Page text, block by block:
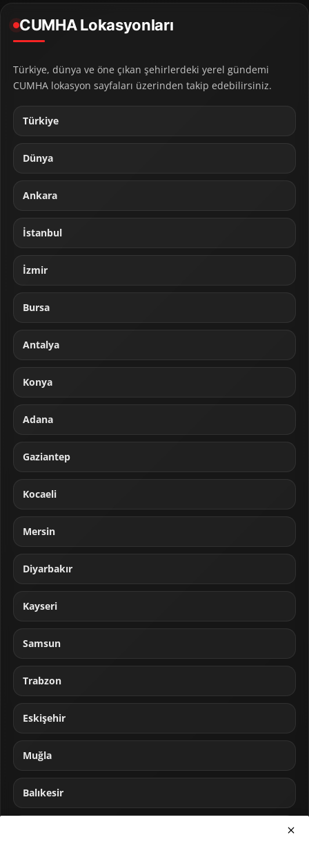
CUMHA Lokasyonları
Türkiye, dünya ve öne çıkan şehirlerdeki yerel gündemi
CUMHA lokasyon sayfaları üzerinden takip edebilirsiniz.
Türkiye
Dünya
Ankara
İstanbul
İzmir
Bursa
Antalya
Konya
Adana
Gaziantep
Kocaeli
Mersin
Diyarbakır
Kayseri
Samsun
Trabzon
Eskişehir
Muğla
Balıkesir